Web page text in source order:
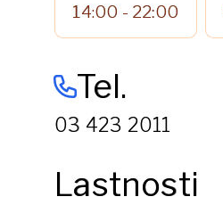
14:00 - 22:00
Tel.
03 423 2011
Lastnosti